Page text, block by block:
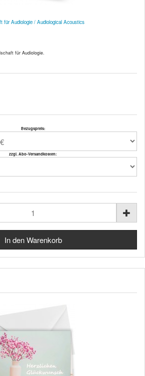
für Audiologie / Audiological Acoustics
für Audiologie.
Bezugspreis:
zzgl. Abo-Versandkosten: